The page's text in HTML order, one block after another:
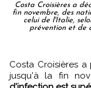
Costa Croisières a
fin novembre, des
celui de l'Italie,
prévention et de
Costa Croisières a pris la décision de ne plus embarquer
jusqu'à la fin